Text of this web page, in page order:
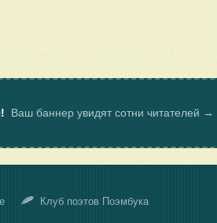
Ваш баннер увидят сотни читателей →
Клуб поэтов Поэмбука